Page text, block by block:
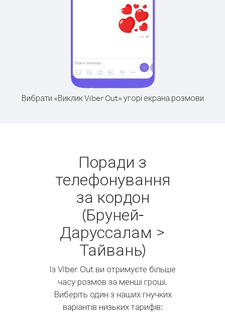
Вибрати «Виклик Viber Out» угорі екрана розмови
Поради з
телефонування
за кордон
(Бруней-
Даруссалам >
Тайвань)
Із Viber Out ви отримуєте більше
часу розмов за менші гроші.
Виберіть один з наших гнучких
варіантів низьких тарифів: